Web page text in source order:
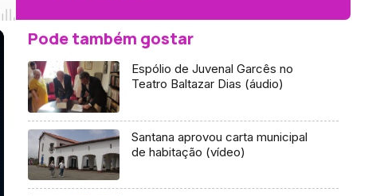
Pode também gostar
Espólio de Juvenal Garcês no
Teatro Baltazar Dias (áudio)
Santana aprovou carta municipal
de habitação (vídeo)